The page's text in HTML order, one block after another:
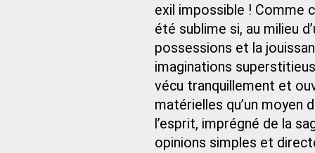
exil impossible ! Comme
été sublime si, au milieu
possessions et la
imaginations
vécu tranquillement et
matérielles qu’un moyen
l’esprit, imprégné de la
opinions simples et